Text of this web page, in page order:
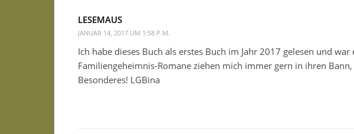
LESEMAUS
JANUAR 14, 2017 UM 1:58 P.M.
Ich habe dieses Buch als erstes Buch im Jahr 2017 gelesen und
Familiengeheimnis-Romane ziehen mich immer gern in ihren
Besonderes! LGBina